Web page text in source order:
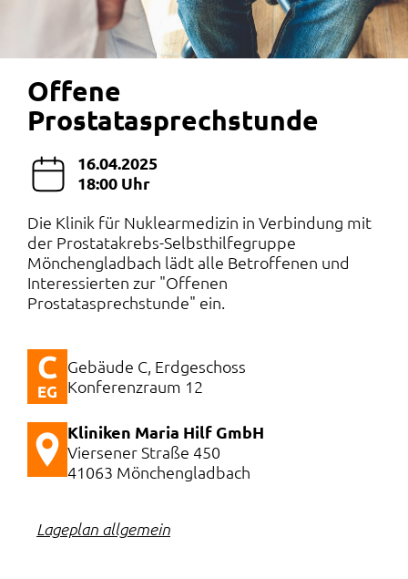
Offene
Prostatasprechstunde
16.04.2025
18:00 Uhr
Die Klinik für Nuklearmedizin in Verbindung mit
der Prostatakrebs-Selbsthilfegruppe
Mönchengladbach lädt alle Betroffenen und
Interessierten zur "Offenen
Prostatasprechstunde" ein.
Gebäude C, Erdgeschoss
Konferenzraum 12
Kliniken Maria Hilf GmbH
Viersener Straße 450
41063 Mönchengladbach
Lageplan allgemein